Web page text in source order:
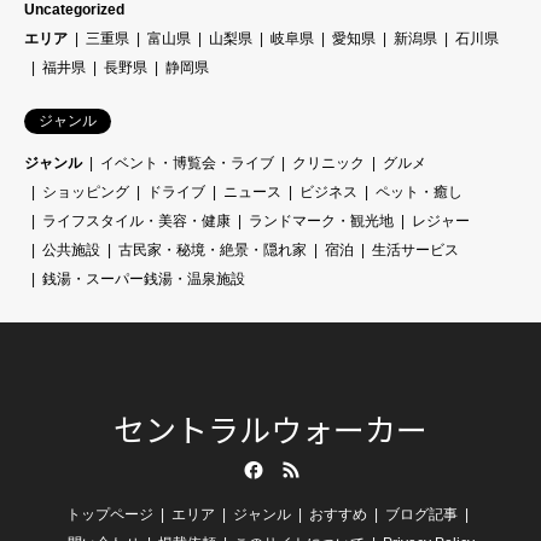
Uncategorized
エリア
三重県 富山県 山梨県 岐阜県 愛知県 新潟県
石川県
福井県
長野県 静岡県
ジャンル
ジャンル イベント・博覧会・ライブ クリニック
グルメ
ショッピング
ドライブ ニュース ビジネス
ペット・癒し
ライフスタイル・美容・健康
ランドマーク・観光地
レジャー
公共施設
古民家・秘境・絶景・隠れ家 宿泊
生活サービス
銭湯・スーパー銭湯・温泉施設
セントラルウォーカー
トップページ エリア ジャンル おすすめ
ブログ記事